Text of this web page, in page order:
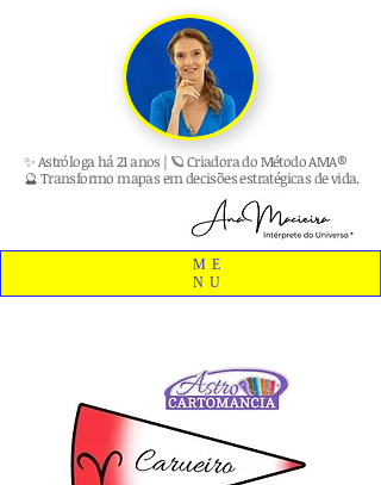
ME
NU
✨ Astróloga há 21 anos | 🪐 Criadora do Método AMA®
🔮 Transformo mapas em decisões estratégicas de vida.